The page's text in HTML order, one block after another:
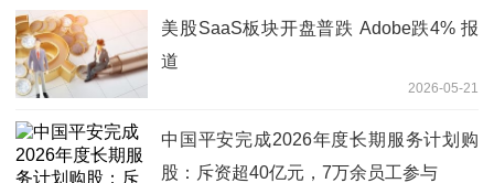
美股SaaS板块开盘普跌 Adobe跌4% 报
道
2026-05-21
中国平安完成2026年度长期服务计划购
股：斥资超40亿元，7万余员工参与